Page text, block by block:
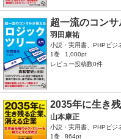
超一流のコン
羽田康祐
小説・実用書、PHPビジ
1巻
1,000pt
レビュー投稿数0件
2035年に生き
山本康正
小説・実用書、PHPビジ
1巻
864pt